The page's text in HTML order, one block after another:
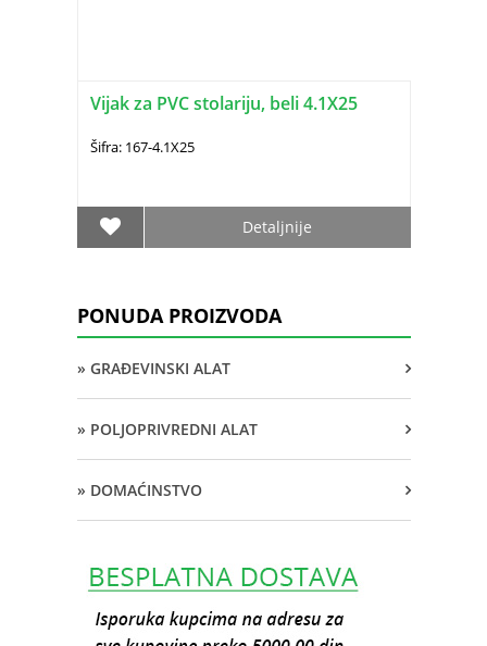
Vijak za PVC stolariju, beli 4.1X25
Šifra: 167-4.1X25
Detaljnije
PONUDA PROIZVODA
» GRAĐEVINSKI ALAT
» POLJOPRIVREDNI ALAT
» DOMAĆINSTVO